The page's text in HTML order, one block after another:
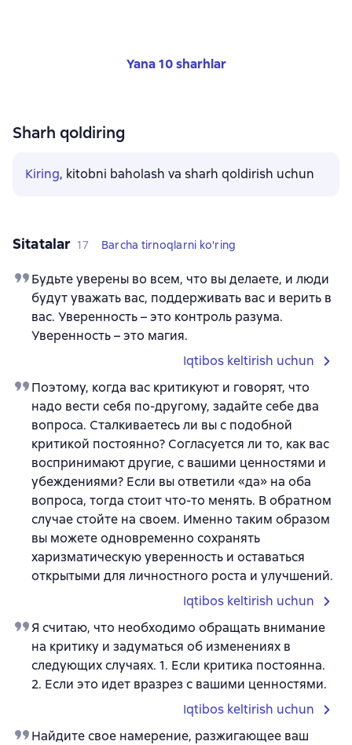
Yana 10 sharhlar
Sharh qoldiring
Kiring, kitobni baholash va sharh qoldirish uchun
Sitatalar 17 Barcha tirnoqlarni ko'ring
Будьте уверены во всем, что вы делаете, и люди
будут уважать вас, поддерживать вас и верить в
вас. Уверенность – это контроль разума.
Уверенность – это магия.
Iqtibos keltirish uchun
Поэтому, когда вас критикуют и говорят, что
надо вести себя по-другому, задайте себе два
вопроса. Сталкиваетесь ли вы с подобной
критикой постоянно? Согласуется ли то, как вас
воспринимают другие, с вашими ценностями и
убеждениями? Если вы ответили «да» на оба
вопроса, тогда стоит что-то менять. В обратном
случае стойте на своем. Именно таким образом
вы можете одновременно сохранять
харизматическую уверенность и оставаться
открытыми для личностного роста и улучшений.
Iqtibos keltirish uchun
Я считаю, что необходимо обращать внимание
на критику и задуматься об изменениях в
следующих случаях. 1. Если критика постоянна.
2. Если это идет вразрез с вашими ценностями.
Iqtibos keltirish uchun
Найдите свое намерение, разжигающее ваш